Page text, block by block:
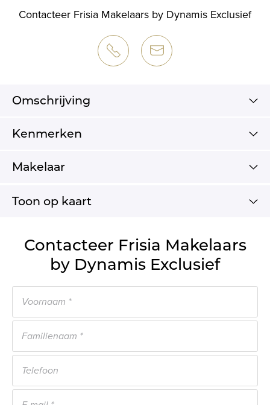
Contacteer Frisia Makelaars by Dynamis Exclusief
Omschrijving
Kenmerken
Makelaar
Toon op kaart
Contacteer Frisia Makelaars
by Dynamis Exclusief